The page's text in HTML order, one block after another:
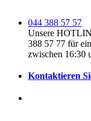
044 388 57 57
Unsere
388 57 77 für
zwischen 16:30
Kontaktieren